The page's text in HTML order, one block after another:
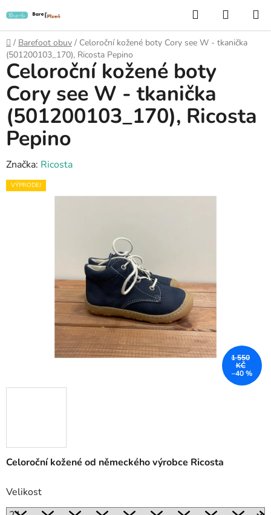
na
obsah
Hledat
KOŠÍK
Domů
/ Barefoot obuv / Celoroční kožené boty Cory see W - tkanička
(501200103_170), Ricosta Pepino
Celoroční kožené od německého výrobce Ricosta
Velikost
Celoroční kožené boty
Cory see W - tkanička
(501200103_170), Ricosta
Pepino
Značka: Ricosta
VÝPRODEJ
1 550
KČ
–40 %